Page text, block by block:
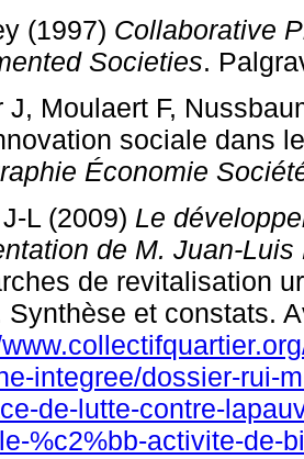
(1997) Collaborative
Societies.
J, Moulaert F,
sociale dans
Économie
L (2009) Le
de M. Juan-Luis
de revitalisation
Synthèse et constats.
integree/dossier-rui-
de-lutte-contre-
%c2%bb-activite-de-